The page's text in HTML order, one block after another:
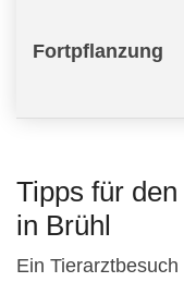
Fortpflanzung
Tipps für
in Brühl
Ein